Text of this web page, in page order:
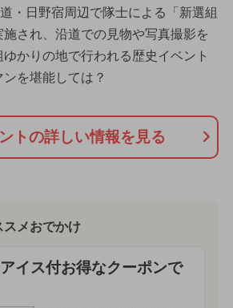
・日野宿周辺で隊士による「新選組
され、沿道での見物や写真撮影を
かりの地で行われる歴史イベント
を堪能しては？
トの詳しい情報を見る
スメおでかけ
イス付お得なクーポンで